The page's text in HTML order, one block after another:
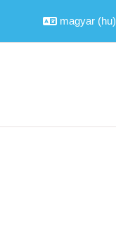
magyar ‎(hu)‎